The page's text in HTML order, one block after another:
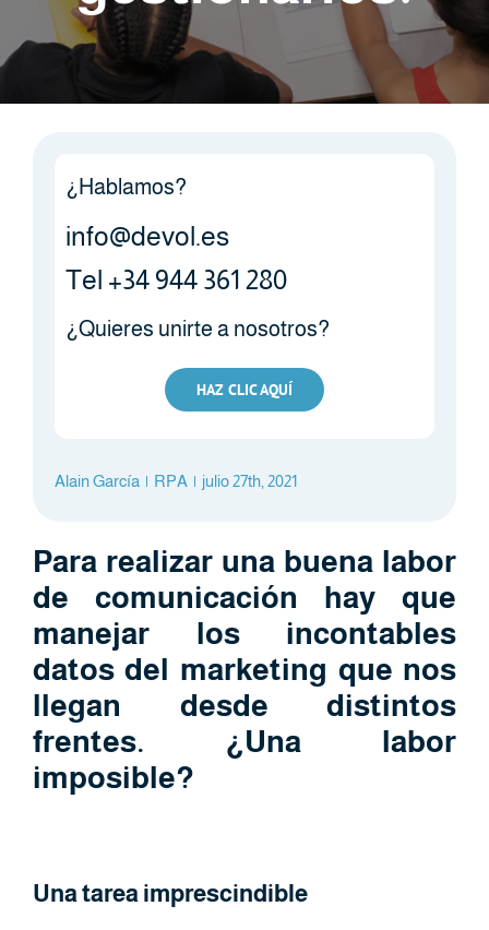
¿Hablamos?
info@devol.es
Tel +34 944 361 280
¿Quieres unirte a nosotros?
HAZ CLIC AQUÍ
Alain García | RPA | julio 27th, 2021
Para realizar una buena labor
de comunicación hay que
manejar los incontables
datos del marketing que nos
llegan desde distintos
frentes. ¿Una labor
imposible?
Una tarea imprescindible